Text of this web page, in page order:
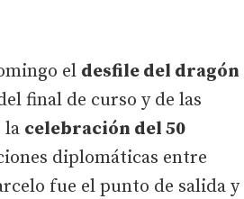
el desfile del dragón
final de curso y de las
la celebración del 50
diplomáticas entre
fue el punto de salida y